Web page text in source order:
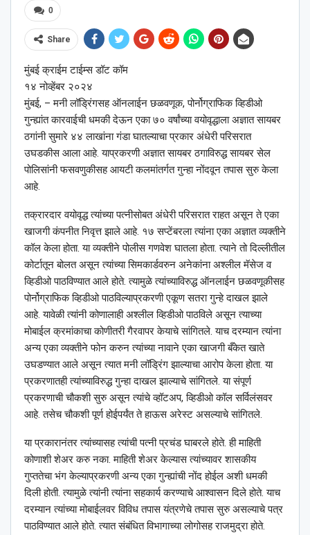
0
Share
मुंबई क्राईम टाईम्स डॉट कॉम
१४ नोव्हेंबर २०२४
मुंबई, – मनी लॉड्रिंगसह ऑनलाईन छळवणूक, पोर्नोग्राफिक व्हिडीओ
गुन्ह्यांत कारवाईची धमकी देऊन एका ७० वर्षांच्या वयोवृद्धाला अज्ञात सायबर
ठगांनी सुमारे ४४ लाखांना गंडा घातल्याचा प्रकार अंधेरी परिसरात
उघडकीस आला आहे. याप्रकरणी अज्ञात सायबर ठगाविरुद्ध सायबर सेल
पोलिसांनी फसवणुकीसह आयटी कलमांतर्गत गुन्हा नोंदवून तपास सुरु केला
आहे.
तक्रारदार वयोवृद्ध त्यांच्या पत्नीसोबत अंधेरी परिसरात राहत असून ते एका
खाजगी कंपनीत निवृत्त झाले आहे. १७ सप्टेंबरला त्यांना एका अज्ञात व्यक्तीने
कॉल केला होता. या व्यक्तीने पोलीस गणवेश घातला होता. त्याने तो दिल्लीतील
कोर्टातून बोलत असून त्यांच्या सिमकार्डवरुन अनेकांना अश्‍लील मॅसेज व
व्हिडीओ पाठविण्यात आले होते. त्यामुळे त्यांच्याविरुद्ध ऑनलाईन छळवणूकीसह
पोर्नोग्राफिक व्हिडीओ पाठविल्याप्रकरणी एकूण सतरा गुन्हे दाखल झाले
आहे. यावेळी त्यांनी कोणालाही अश्‍लील व्हिडीओ पाठविले असून त्याच्या
मोबाईल क्रमांकाचा कोणीतरी गैरवापर केयाचे सांगितले. याच दरम्यान त्यांना
अन्य एका व्यक्तीने फोन करुन त्यांच्या नावाने एका खाजगी बँकेत खाते
उघडण्यात आले असून त्यात मनी लॉड्रिंग झाल्याचा आरोप केला होता. या
प्रकरणातही त्यांच्याविरुद्ध गुन्हा दाखल झाल्याचे सांगितले. या संपूर्ण
प्रकरणाची चौकशी सुरु असून त्यांचे व्हॉटअप, व्हिडीओ कॉल सर्विलंसवर
आहे. तसेच चौकशी पूर्ण होईपर्यंत ते हाऊस अरेस्ट असल्याचे सांगितले.
या प्रकारानंतर त्यांच्यासह त्यांची पत्नी प्रचंड घाबरले होते. ही माहिती
कोणाशी शेअर करु नका. माहिती शेअर केल्यास त्यांच्यावर शासकीय
गुप्ततेचा भंग केल्याप्रकरणी अन्य एका गुन्ह्यांची नोंद होईल अशी धमकी
दिली होती. त्यामुळे त्यांनी त्यांना सहकार्य करण्याचे आश्‍वासन दिले होते. याच
दरम्यान त्यांच्या मोबाईलवर विविध तपास यंत्रणेचे तपास सुरु असल्याचे पत्र
पाठविण्यात आले होते. त्यात संबंधित विभागाच्या लोगोसह राजमुद्रा होते.